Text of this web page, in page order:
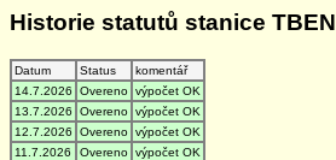
Historie statutů stanice TBEN
Datum Status
komentář
14.7.2026
Overeno výpočet OK
13.7.2026
Overeno výpočet OK
12.7.2026
Overeno výpočet OK
11.7.2026
Overeno výpočet OK